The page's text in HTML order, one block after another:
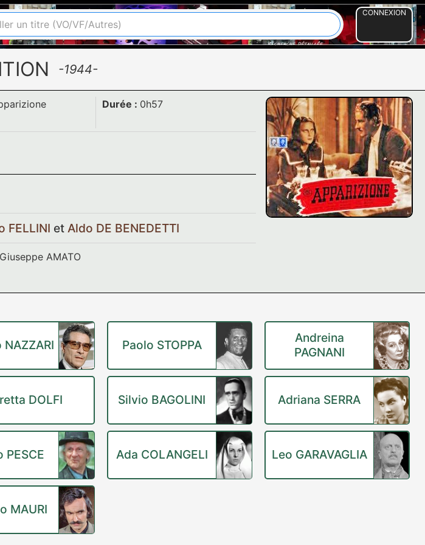
CONNEXION
-1944-
Durée : 0h57
FELLINI et Aldo DE BENEDETTI
Giuseppe AMATO
Paolo STOPPA
Andreina
PAGNANI
DOLFI Silvio BAGOLINI Adriana SERRA
PESCE Ada COLANGELI Leo GARAVAGLIA
MAURI